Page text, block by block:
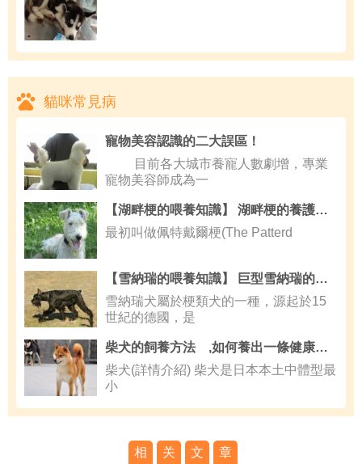
貓咪常見病
寵物美容認識的二大誤區！
目前各大城市養寵人數劇增，專業
寵物美容師成為一
【湖畔梗的喂養知識】 湖畔梗的養護知識
最初叫做佩特戴爾梗(The Patterd
【雪納瑞的喂養知識】 巨型雪納瑞的喂食要點
雪納瑞犬屬於梗類犬的一種，源起於15
世紀的德國，是
柴犬的飼養方法 ,如何養出一條健康的柴犬
柴犬(詳情介紹) 柴犬是日本本土中體型最
小
相 关 文 章